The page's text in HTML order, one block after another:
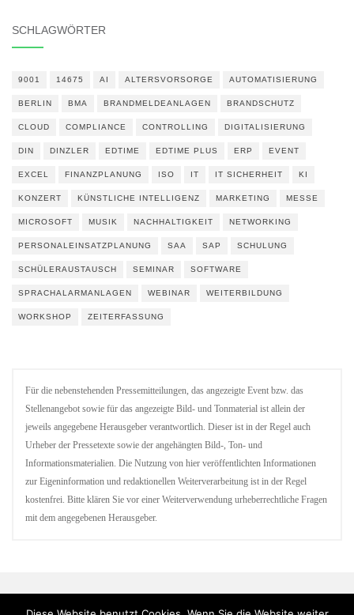
SCHLAGWÖRTER
9001 14675 AI ALTERSVORSORGE AUTOMATISIERUNG
BERLIN BMA BRANDMELDEANLAGEN BRANDSCHUTZ
CLOUD COMPLIANCE CONTROLLING DIGITALISIERUNG
DIN DINZLER EDTIME EDTIME PLUS ERP EVENT
EXCEL FINANZPLANUNG ISO IT IT SICHERHEIT KI
KONZERT KÜNSTLICHE INTELLIGENZ MARKETING MESSE
MICROSOFT MUSIK NACHHALTIGKEIT NETWORKING
PERSONALEINSATZPLANUNG SAA SAP SCHULUNG
SCHÜLERAUSTAUSCH SEMINAR SOFTWARE
SPRACHALARMANLAGEN WEBINAR WEITERBILDUNG
WORKSHOP ZEITERFASSUNG
Für die nebenstehenden Pressemitteilungen, das angezeigte Event bzw. das
Stellenangebot sowie für das angezeigte Bild- und Tonmaterial ist allein der
jeweils angegebene Herausgeber verantwortlich. Dieser ist in der Regel auch
Urheber der Pressetexte sowie der angehängten Bild-, Ton- und
Informationsmaterialien. Die Nutzung von hier veröffentlichten Informationen
zur Eigeninformation und redaktionellen Weiterverarbeitung ist in der Regel
kostenfrei. Bitte klären Sie vor einer Weiterverwendung urheberrechtliche Fragen
mit dem angegebenen Herausgeber.